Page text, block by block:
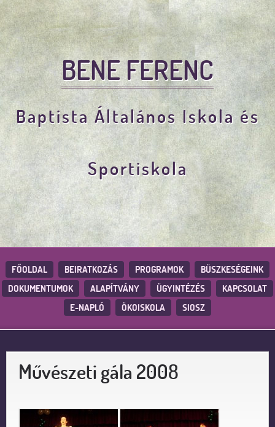
BENE FERENC
Baptista Általános Iskola és
Sportiskola
FŐOLDAL BEIRATKOZÁS PROGRAMOK
BÜSZKESÉGEINK
DOKUMENTUMOK
ALAPÍTVÁNY ÜGYINTÉZÉS
KAPCSOLAT
E-NAPLÓ
ÖKOISKOLA SIOSZ
Művészeti gála 2008